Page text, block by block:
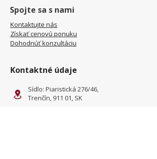
Spojte sa s nami
Kontaktujte nás
Získať cenovú ponuku
Dohodnúť konzultáciu
Kontaktné údaje
Sídlo: Piaristická 276/46,
Trenčín, 911 01, SK